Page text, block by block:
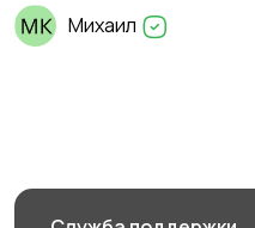
Михаил